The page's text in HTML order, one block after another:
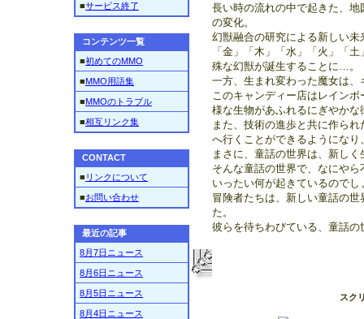
■サービス終了
コンテンツ一覧
■初めてのMMO
■MMO用語集
■MMOのトラブル
■相互リンク集
CONTACT
■ リンクについて
■お問い合わせ
最近の記事
8月7日ニュース
8月6日ニュース
8月5日ニュース
8月4日ニュース
長い時の流れの中で起きた、
の変化。
幻獣融合の研究による新しい未
「金」「木」「水」「火」「
殊な幻獣が誕生することに…。
一方、生まれ変わった魔女は
このキャンディー店はレイン
様な生物があふれるにぎやかな
また、技術の進歩と共に作ら
へ行くことができるようになり
まさに、童話の世界は、新し
そんな童話の世界で、なにや
いったい何が起きているのでし
冒険者たちは、新しい童話の
た。
彼らを待ちわびている、童話
スク